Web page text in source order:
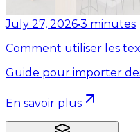
July 27, 2026•3 minutes
Comment utiliser les
Guide pour importer
En savoir plus